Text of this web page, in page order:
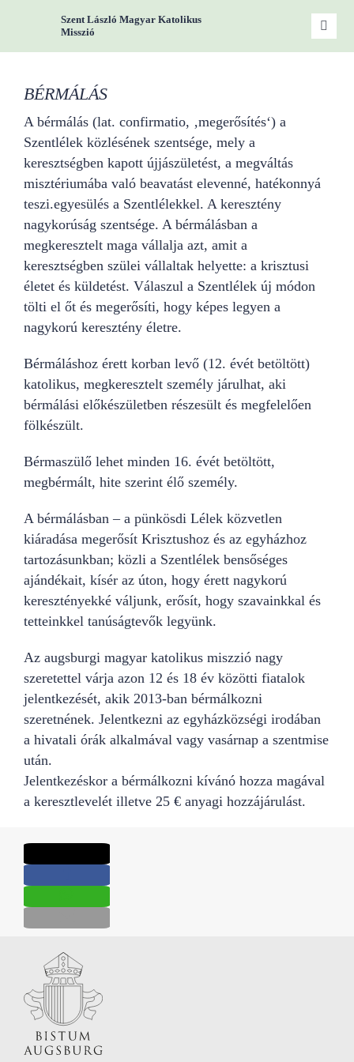
springen
Szent László Magyar Katolikus
Misszió
Toggle
BÉRMÁLÁS
A bérmálás (lat. confirmatio, ‚megerősítés‘) a
Szentlélek közlésének szentsége, mely a
keresztségben kapott újjászületést, a megváltás
misztériumába való beavatást elevenné, hatékonnyá
teszi.egyesülés a Szentlélekkel. A keresztény
nagykorúság szentsége. A bérmálásban a
megkeresztelt maga vállalja azt, amit a
keresztségben szülei vállaltak helyette: a krisztusi
életet és küldetést. Válaszul a Szentlélek új módon
tölti el őt és megerősíti, hogy képes legyen a
nagykorú keresztény életre.
Bérmáláshoz érett korban levő (12. évét betöltött)
katolikus, megkeresztelt személy járulhat, aki
bérmálási előkészületben részesült és megfelelően
fölkészült.
Bérmaszülő lehet minden 16. évét betöltött,
megbérmált, hite szerint élő személy.
A bérmálásban – a pünkösdi Lélek közvetlen
kiáradása megerősít Krisztushoz és az egyházhoz
tartozásunkban; közli a Szentlélek bensőséges
ajándékait, kísér az úton, hogy érett nagykorú
keresztényekké váljunk, erősít, hogy szavainkkal és
tetteinkkel tanúságtevők legyünk.
Az augsburgi magyar katolikus miszzió nagy
szeretettel várja azon 12 és 18 év közötti fiatalok
jelentkezését, akik 2013-ban bérmálkozni
szeretnének. Jelentkezni az egyházközségi irodában
a hivatali órák alkalmával vagy vasárnap a szentmise
után.
Jelentkezéskor a bérmálkozni kívánó hozza magával
a keresztlevelét illetve 25 € anyagi hozzájárulást.